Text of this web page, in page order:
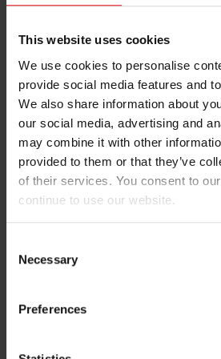
This website uses cookies
We use cookies to personalise
provide social media features and
We also share information about
our social media, advertising and
may combine it with other
provided to them or that they’ve
of their services. You consent to
continue to use our website.
Selection
Necessary
Preferences
dans une grande diversité
Dans les fonderies pour le
les procédés de croning ou de
pression (acier, aluminium,
etc.). La faible tension
mouillage parfait de la surface
un film à libération continue. La
température et l’effet de
une extraction facile,
de surface dans les
clients.
Pour le moulage du
les procédés de MRE et
de l’effet de glissement et des
impeccables, optimisés grâce